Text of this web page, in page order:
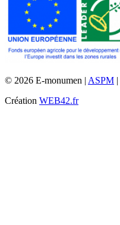
© 2026 E-monumen | ASPM |
Création WEB42.fr